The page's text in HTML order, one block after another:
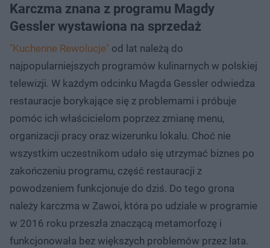
Karczma znana z programu Magdy
Gessler wystawiona na sprzedaż
"Kuchenne Rewolucje" od lat należą do
najpopularniejszych programów kulinarnych w polskiej
telewizji. W każdym odcinku Magda Gessler odwiedza
restauracje borykające się z problemami i próbuje
pomóc ich właścicielom poprzez zmianę menu,
organizacji pracy oraz wizerunku lokalu. Choć nie
wszystkim uczestnikom udało się utrzymać biznes po
zakończeniu programu, część restauracji z
powodzeniem funkcjonuje do dziś. Do tego grona
należy karczma w Zawoi, która po udziale w programie
w 2016 roku przeszła znaczącą metamorfozę i
funkcjonowała bez większych problemów przez lata.